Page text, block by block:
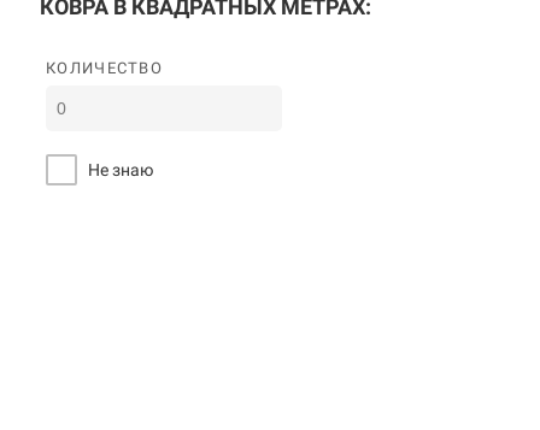
КОВРА В КВАДРАТНЫХ МЕТРАХ:
КОЛИЧЕСТВО
Не знаю